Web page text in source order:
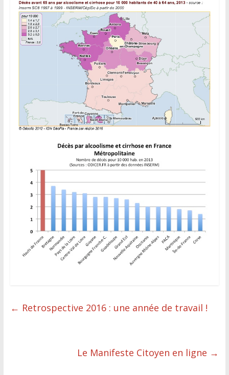
← Retrospective 2016 : une année de travail !
Le Manifeste Citoyen en ligne →